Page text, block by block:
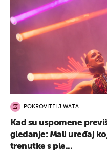
POKROVITELJ WATA
Kad su uspomene
gledanje: Mali uređaj
trenutke s ple...